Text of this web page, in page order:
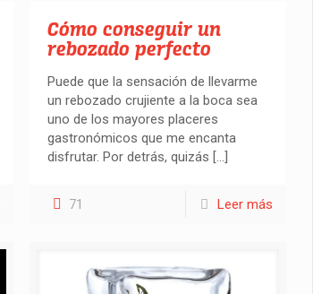
Cómo conseguir un
rebozado perfecto
Puede que la sensación de llevarme
un rebozado crujiente a la boca sea
uno de los mayores placeres
gastronómicos que me encanta
disfrutar. Por detrás, quizás […]
71 Leer más